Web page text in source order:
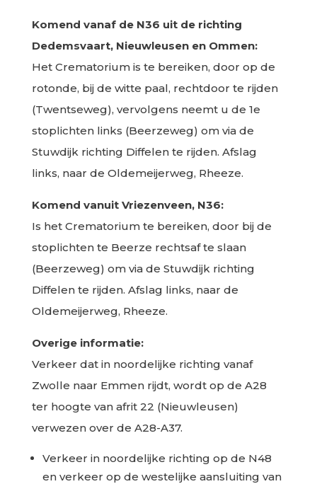
Komend vanaf de N36 uit de richting
Dedemsvaart, Nieuwleusen en Ommen:
Het Crematorium is te bereiken, door op de
rotonde, bij de witte paal, rechtdoor te rijden
(Twentseweg), vervolgens neemt u de 1e
stoplichten links (Beerzeweg) om via de
Stuwdijk richting Diffelen te rijden. Afslag
links, naar de Oldemeijerweg, Rheeze.
Komend vanuit Vriezenveen, N36:
Is het Crematorium te bereiken, door bij de
stoplichten te Beerze rechtsaf te slaan
(Beerzeweg) om via de Stuwdijk richting
Diffelen te rijden. Afslag links, naar de
Oldemeijerweg, Rheeze.
Overige informatie:
Verkeer dat in noordelijke richting vanaf
Zwolle naar Emmen rijdt, wordt op de A28
ter hoogte van afrit 22 (Nieuwleusen)
verwezen over de A28-A37.
Verkeer in noordelijke richting op de N48
en verkeer op de westelijke aansluiting van